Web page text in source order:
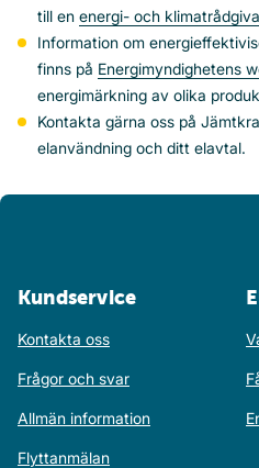
till en energi- och
Information om
finns på Energimyndighetens
energimärkning av olika
Kontakta gärna oss på
elanvändning och ditt elavtal.
Kundservice
Kontakta oss
Frågor och svar
Allmän information
Flyttanmälan